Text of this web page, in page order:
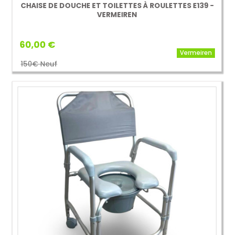
CHAISE DE DOUCHE ET TOILETTES À ROULETTES E139 -
VERMEIREN
60,00 €
150€ Neuf
Vermeiren